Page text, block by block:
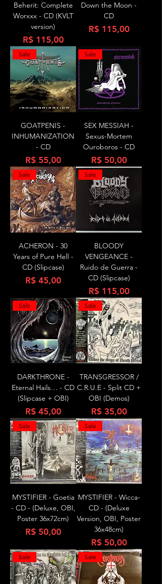
Beherit: Complete
Worxxx - CD (KVLT
version)
Preço
R$ 115,00
Down the Moon -
CD
Preço
R$ 115,00
Sale
GOATPENIS -
INHUMANIZATION
- CD
Preço
R$ 55,00
Sale
SEX MESSIAH -
Sexus-Mortem
Ouroboros - CD
Preço
R$ 50,00
Sale
ACHERON - 30
Years of Pure Hell -
CD (Slipcase)
Preço
R$ 45,00
Sale
BLOODY
VENGEANCE -
Ruido de Guerra -
CD (Slipcase)
Preço
R$ 115,00
Sale
DARKTHRONE -
Eternal Hails… - CD
(Slipcase + OBI)
Preço
R$ 45,00
Sale
TRANSGRESSOR /
C.R.U.E - Split CD +
OBI (Demos)
Preço
R$ 35,00
Sale
MYSTIFIER - Goetia
- CD - (Deluxe, OBI,
Poster 36x72cm)
Preço
R$ 50,00
Sale
MYSTIFIER - Wicca-
CD - (Deluxe
Version, OBI, Poster
36x48cm)
Preço
R$ 50,00
Sale Sale